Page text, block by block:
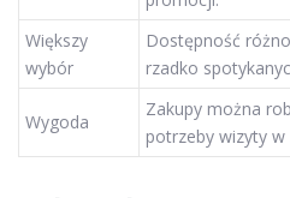
Większy
wybór
Dostępność
rzadko
Wygoda
Zakupy można
potrzeby wizyty w